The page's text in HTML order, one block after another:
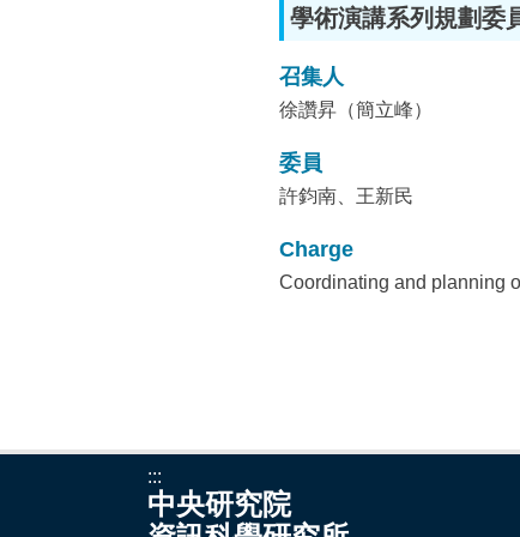
學術演講系列規劃委
召集人
徐讚昇（簡立峰）
委員
許鈞南、王新民
Charge
Coordinating and planning
:::
中央研究院